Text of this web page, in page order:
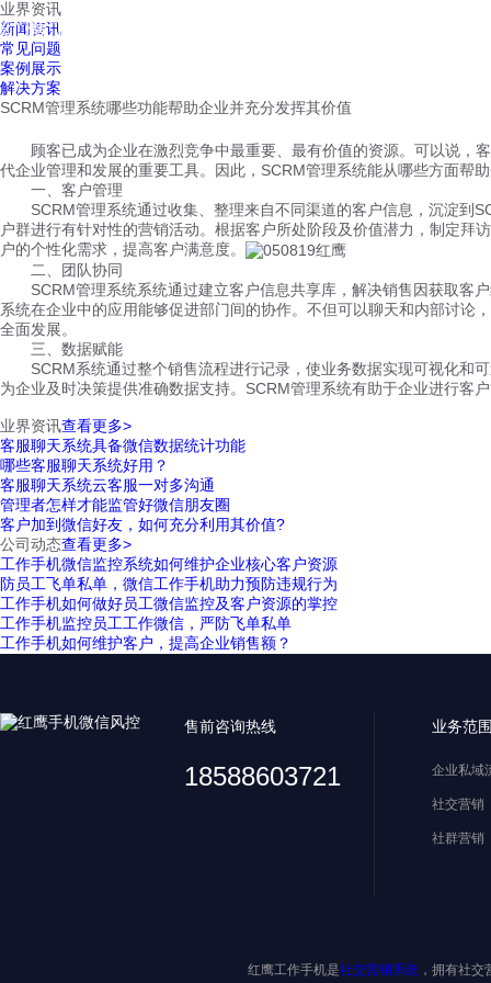
红鹰工作手机
业界资讯
新闻资讯
常见问题
案例展示
解决方案
SCRM管理系统哪些功能帮助企业并充分发挥其价值
顾客已成为企业在激烈竞争中最重要、最有价值的资源。可以说，
代企业管理和发展的重要工具。因此，SCRM管理系统能从哪些方面帮
一、客户管理
SCRM管理系统通过收集、整理来自不同渠道的客户信息，沉淀到
户群进行有针对性的营销活动。根据客户所处阶段及价值潜力，制定
户的个性化需求，提高客户满意度。
二、团队协同
SCRM管理系统系统通过建立客户信息共享库，解决销售因获取客户
系统在企业中的应用能够促进部门间的协作。不但可以聊天和内部讨论
全面发展。
三、数据赋能
SCRM系统通过整个销售流程进行记录，使业务数据实现可视化和可
为企业及时决策提供准确数据支持。SCRM管理系统有助于企业进行客
业界资讯查看更多>
客服聊天系统具备微信数据统计功能
哪些客服聊天系统好用？
客服聊天系统云客服一对多沟通
管理者怎样才能监管好微信朋友圈
客户加到微信好友，如何充分利用其价值?
公司动态查看更多>
工作手机微信监控系统如何维护企业核心客户资源
防员工飞单私单，微信工作手机助力预防违规行为
工作手机如何做好员工微信监控及客户资源的掌控
工作手机监控员工工作微信，严防飞单私单
工作手机如何维护客户，提高企业销售额？
售前咨询热线
18588603721
业务范
企业私域
社交营销
社群营销
红鹰工作手机是社交营销系统 ，拥有社